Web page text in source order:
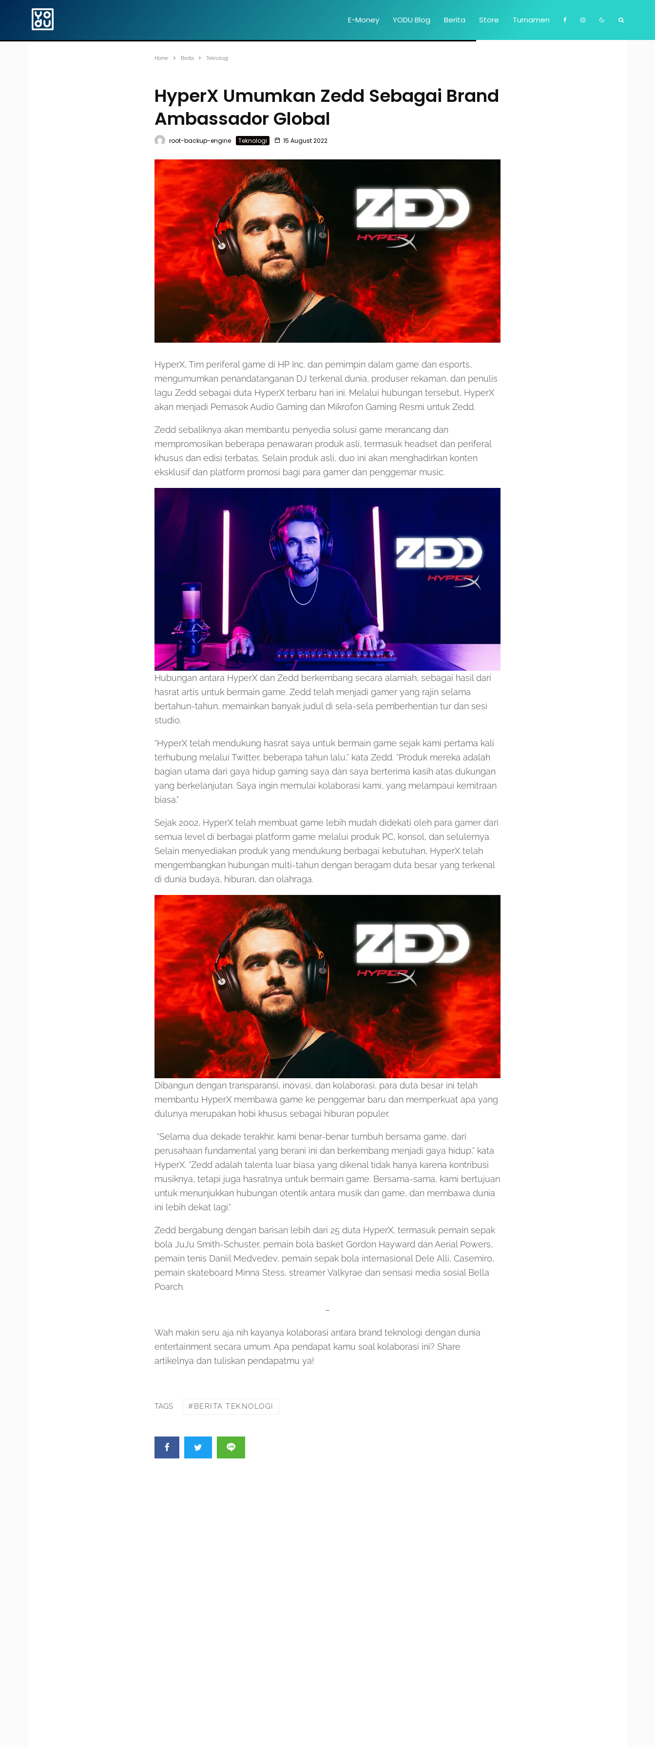
E-Money YODU Blog Berita Store Turnamen
Home Berita Teknologi
HyperX Umumkan Zedd Sebagai Brand
Ambassador Global
root-backup-engine Teknologi 15 August 2022
HyperX, Tim periferal game di HP Inc. dan pemimpin dalam game dan esports,
mengumumkan penandatanganan DJ terkenal dunia, produser rekaman, dan penulis
lagu Zedd sebagai duta HyperX terbaru hari ini. Melalui hubungan tersebut, HyperX
akan menjadi Pemasok Audio Gaming dan Mikrofon Gaming Resmi untuk Zedd.
Zedd sebaliknya akan membantu penyedia solusi game merancang dan
mempromosikan beberapa penawaran produk asli, termasuk headset dan periferal
khusus dan edisi terbatas. Selain produk asli, duo ini akan menghadirkan konten
eksklusif dan platform promosi bagi para gamer dan penggemar music.
Hubungan antara HyperX dan Zedd berkembang secara alamiah, sebagai hasil dari
hasrat artis untuk bermain game. Zedd telah menjadi gamer yang rajin selama
bertahun-tahun, memainkan banyak judul di sela-sela pemberhentian tur dan sesi
studio.
“HyperX telah mendukung hasrat saya untuk bermain game sejak kami pertama kali
terhubung melalui Twitter, beberapa tahun lalu,” kata Zedd. “Produk mereka adalah
bagian utama dari gaya hidup gaming saya dan saya berterima kasih atas dukungan
yang berkelanjutan. Saya ingin memulai kolaborasi kami, yang melampaui kemitraan
biasa.”
Sejak 2002, HyperX telah membuat game lebih mudah didekati oleh para gamer dari
semua level di berbagai platform game melalui produk PC, konsol, dan selulernya.
Selain menyediakan produk yang mendukung berbagai kebutuhan, HyperX telah
mengembangkan hubungan multi-tahun dengan beragam duta besar yang terkenal
di dunia budaya, hiburan, dan olahraga.
Dibangun dengan transparansi, inovasi, dan kolaborasi, para duta besar ini telah
membantu HyperX membawa game ke penggemar baru dan memperkuat apa yang
dulunya merupakan hobi khusus sebagai hiburan populer.
“Selama dua dekade terakhir, kami benar-benar tumbuh bersama game, dari
perusahaan fundamental yang berani ini dan berkembang menjadi gaya hidup,” kata
HyperX. ”Zedd adalah talenta luar biasa yang dikenal tidak hanya karena kontribusi
musiknya, tetapi juga hasratnya untuk bermain game. Bersama-sama, kami bertujuan
untuk menunjukkan hubungan otentik antara musik dan game, dan membawa dunia
ini lebih dekat lagi.”
Zedd bergabung dengan barisan lebih dari 25 duta HyperX, termasuk pemain sepak
bola JuJu Smith-Schuster, pemain bola basket Gordon Hayward dan Aerial Powers,
pemain tenis Daniil Medvedev, pemain sepak bola internasional Dele Alli, Casemiro,
pemain skateboard Minna Stess, streamer Valkyrae dan sensasi media sosial Bella
Poarch.
–
Wah makin seru aja nih kayanya kolaborasi antara brand teknologi dengan dunia
entertainment secara umum. Apa pendapat kamu soal kolaborasi ini? Share
artikelnya dan tuliskan pendapatmu ya!
TAGS BERITA TEKNOLOGI